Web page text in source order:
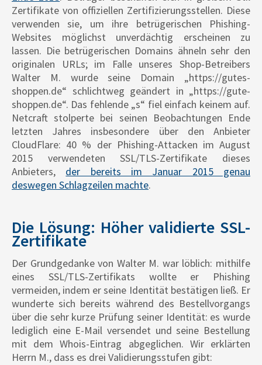
Zertifikate von offiziellen Zertifizierungsstellen. Diese
verwenden sie, um ihre betrügerischen Phishing-
Websites möglichst unverdächtig erscheinen zu
lassen. Die betrügerischen Domains ähneln sehr den
originalen URLs; im Falle unseres Shop-Betreibers
Walter M. wurde seine Domain „https://gutes-
shoppen.de“ schlichtweg geändert in „https://gute-
shoppen.de“. Das fehlende „s“ fiel einfach keinem auf.
Netcraft stolperte bei seinen Beobachtungen Ende
letzten Jahres insbesondere über den Anbieter
CloudFlare: 40 % der Phishing-Attacken im August
2015 verwendeten SSL/TLS-Zertifikate dieses
Anbieters, der bereits im Januar 2015 genau
deswegen Schlagzeilen machte.
Die Lösung: Höher validierte SSL-
Zertifikate
Der Grundgedanke von Walter M. war löblich: mithilfe
eines SSL/TLS-Zertifikats wollte er Phishing
vermeiden, indem er seine Identität bestätigen ließ. Er
wunderte sich bereits während des Bestellvorgangs
über die sehr kurze Prüfung seiner Identität: es wurde
lediglich eine E-Mail versendet und seine Bestellung
mit dem Whois-Eintrag abgeglichen. Wir erklärten
Herrn M., dass es drei Validierungsstufen gibt: